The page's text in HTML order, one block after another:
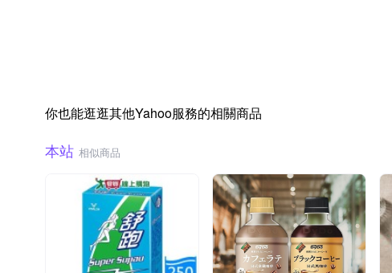
你也能逛逛其他Yahoo服務的相關商品
本站 相似商品